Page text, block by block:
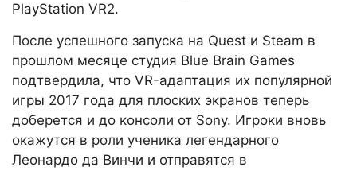
PlayStation VR2.
После успешного запуска на Quest и Steam в
прошлом месяце студия Blue Brain Games
подтвердила, что VR-адаптация их популярной
игры 2017 года для плоских экранов теперь
доберется и до консоли от Sony. Игроки вновь
окажутся в роли ученика легендарного
Леонардо да Винчи и отправятся в